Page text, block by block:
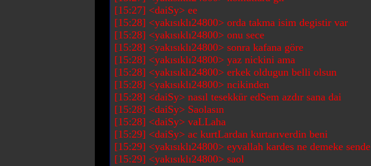
[15:27] <daiSy> ee
[15:28] <yakısıklı24800> orda takma isim degistir var
[15:28] <yakısıklı24800> onu sece
[15:28] <yakısıklı24800> sonra kafana göre
[15:28] <yakısıklı24800> yaz nickini ama
[15:28] <yakısıklı24800> erkek oldugun belli olsun
[15:28] <yakısıklı24800> ncikinden
[15:28] <daiSy> nasıl tesekkür edSem azdır sana dai
[15:28] <daiSy> Saolasın
[15:28] <daiSy> vaLLaha
[15:29] <daiSy> ac kurtLardan kurtarıverdin beni
[15:29] <yakısıklı24800> eyvallah kardes ne demeke sende
[15:29] <yakısıklı24800> saol